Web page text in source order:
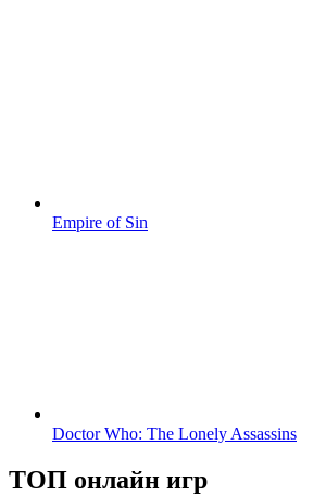
Empire of Sin
Doctor Who: The Lonely Assassins
ТОП онлайн игр